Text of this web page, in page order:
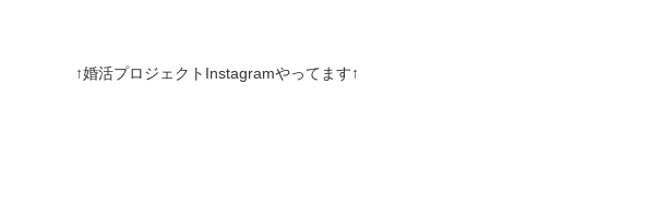
↑婚活プロジェクトInstagramやってます↑